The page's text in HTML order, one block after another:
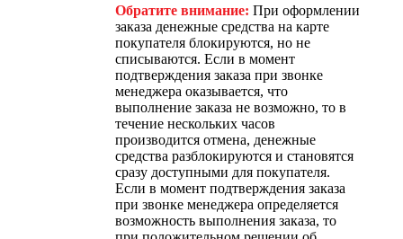
Обратите внимание: При оформлении
заказа денежные средства на карте
покупателя блокируются, но не
списываются. Если в момент
подтверждения заказа при звонке
менеджера оказывается, что
выполнение заказа не возможно, то в
течение нескольких часов
производится отмена, денежные
средства разблокируются и становятся
сразу доступными для покупателя.
Если в момент подтверждения заказа
при звонке менеджера определяется
возможность выполнения заказа, то